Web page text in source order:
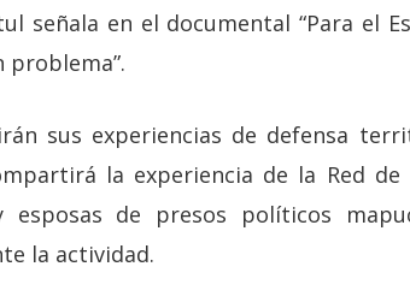
señala en el documental “Para el
problema”.
sus experiencias de defensa
la experiencia de la Red de
de presos políticos
la actividad.